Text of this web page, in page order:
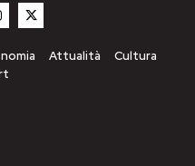
Attualità
Cultura